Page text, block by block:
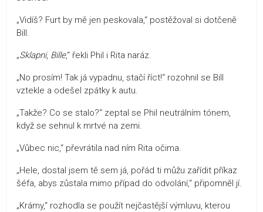
„Vidíš? Furt by mě jen peskovala,“ postěžoval si dotčeně
Bill.
„Sklapni, Bille,“ řekli Phil i Rita naráz.
„No prosím! Tak já vypadnu, stačí říct!“ rozohnil se Bill
vztekle a odešel zpátky k autu.
„Takže? Co se stalo?“ zeptal se Phil neutrálním tónem,
když se sehnul k mrtvé na zemi.
„Vůbec nic,“ převrátila nad ním Rita očima.
„Hele, dostal jsem tě sem já, pořád ti můžu zařídit příkaz
šéfa, abys zůstala mimo případ do odvolání,“ připomněl jí.
„Krámy,“ rozhodla se použít nejčastější výmluvu, kterou